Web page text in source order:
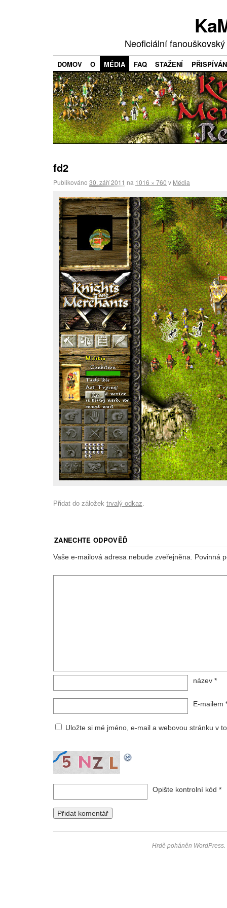
Neoficiální
DOMOV O MÉDIA FAQ STAŽENÍ
fd2
Publikováno 30. září 2011 na 1016 × 760 v Média
Přidat do záložek trvalý odkaz.
ZANECHTE ODPOVĚĎ
Vaše e-mailová adresa nebude zveřejněna. Povinná
název *
E-mailem
Uložte si mé jméno, e-mail a webovou stránku v
Opište kontrolní kód *
Hrdě poháněn WordPress.